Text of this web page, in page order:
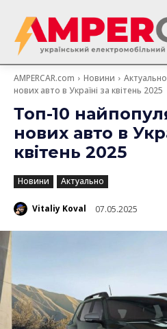
AMPERCAR.com Новини Актуально
нових авто в Україні за квітень 2025
Топ-10
нових авто в
квітень 2025
Новини Актуально
Vitaliy Koval 07.05.2025